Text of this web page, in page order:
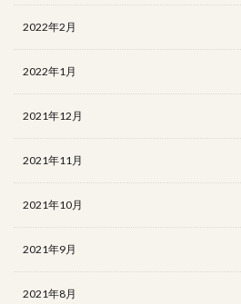
2022年2月
2022年1月
2021年12月
2021年11月
2021年10月
2021年9月
2021年8月